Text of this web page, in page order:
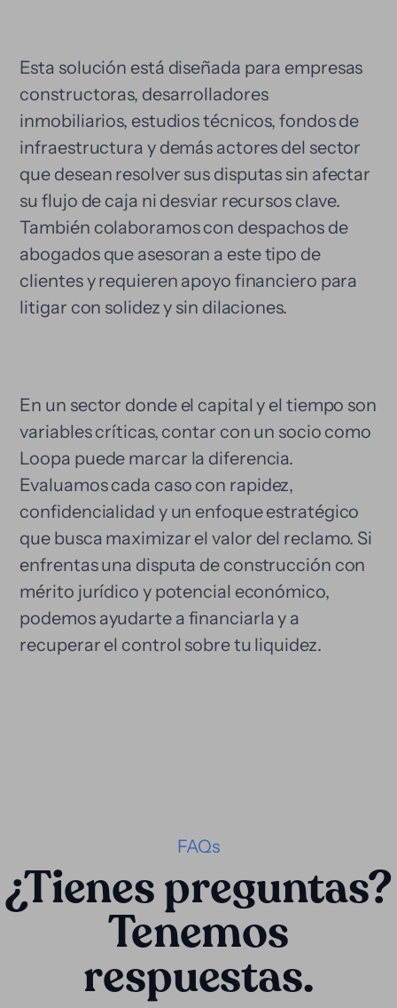
Esta solución está diseñada para empresas
constructoras, desarrolladores
inmobiliarios, estudios técnicos, fondos de
infraestructura y demás actores del sector
que desean resolver sus disputas sin afectar
su flujo de caja ni desviar recursos clave.
También colaboramos con despachos de
abogados que asesoran a este tipo de
clientes y requieren apoyo financiero para
litigar con solidez y sin dilaciones.
En un sector donde el capital y el tiempo son
variables críticas, contar con un socio como
Loopa puede marcar la diferencia.
Evaluamos cada caso con rapidez,
confidencialidad y un enfoque estratégico
que busca maximizar el valor del reclamo. Si
enfrentas una disputa de construcción con
mérito jurídico y potencial económico,
podemos ayudarte a financiarla y a
recuperar el control sobre tu liquidez.
FAQs
¿Tienes preguntas?
Tenemos
respuestas.